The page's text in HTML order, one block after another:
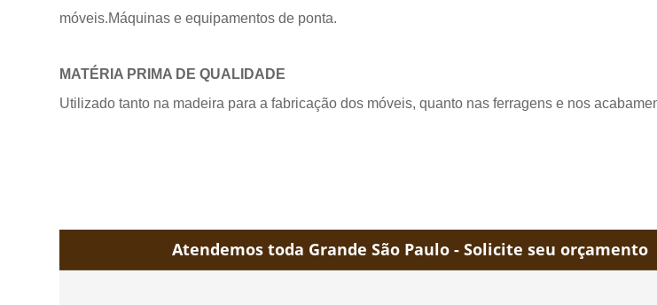
móveis.Máquinas e equipamentos de ponta.
MATÉRIA PRIMA DE QUALIDADE
Utilizado tanto na madeira para a fabricação dos móveis, quanto nas ferragens e nos
Atendemos toda Grande São Paulo - Solicite seu orçamento